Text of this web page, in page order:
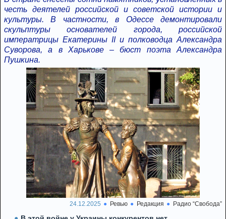
честь деятелей российской и советской истории и
культуры. В частности, в Одессе демонтировали
скульптуры основателей города, российской
императрицы Екатерины II и полководца Александра
Суворова, а в Харькове – бюст поэта Александра
Пушкина.
24.12.2025 Ревью Редакция Радио “Свобода”